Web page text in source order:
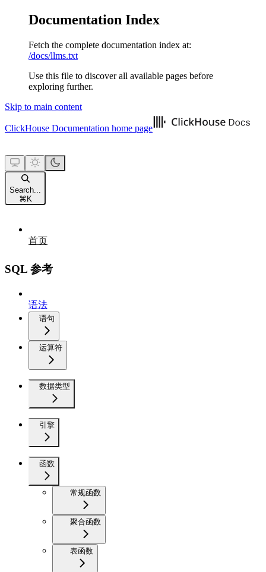
Documentation Index
Fetch the complete documentation index at:
/docs/llms.txt
Use this file to discover all available pages before
exploring further.
Skip to main content
ClickHouse Documentation home page
Search...
⌘ K
首页
SQL 参考
语法
语句
运算符
数据类型
引擎
函数
常规函数
聚合函数
表函数